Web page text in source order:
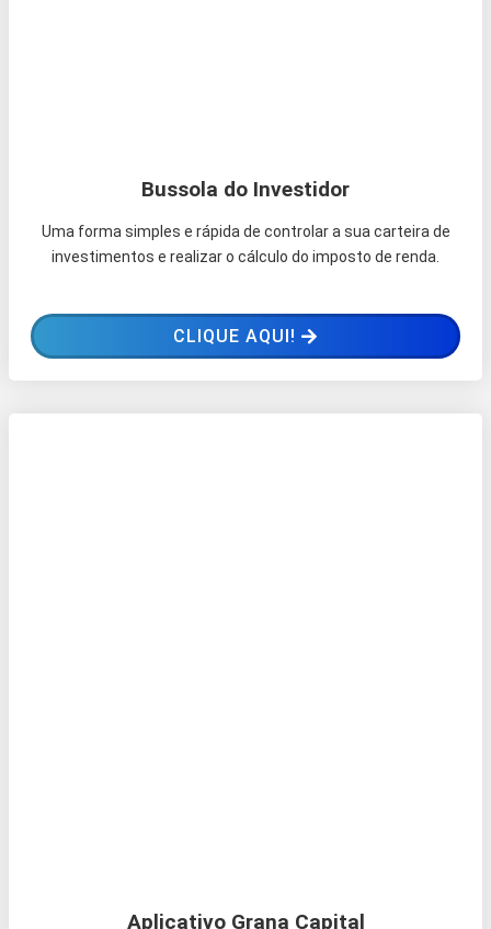
Bussola do Investidor
Uma forma simples e rápida de controlar a sua carteira de
investimentos e realizar o cálculo do imposto de renda.
CLIQUE AQUI!
Aplicativo Grana Capital